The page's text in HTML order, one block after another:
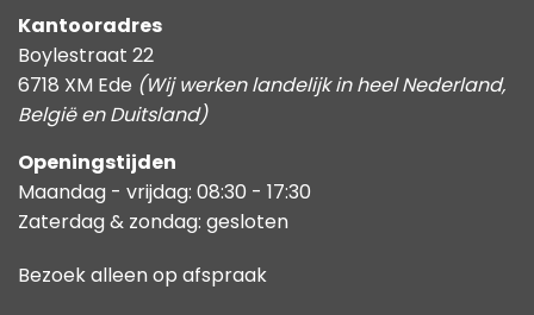
Kantooradres
Boylestraat 22
6718 XM Ede (Wij werken landelijk in heel Nederland,
België en Duitsland)
Openingstijden
Maandag - vrijdag: 08:30 - 17:30
Zaterdag & zondag: gesloten
Bezoek alleen op afspraak